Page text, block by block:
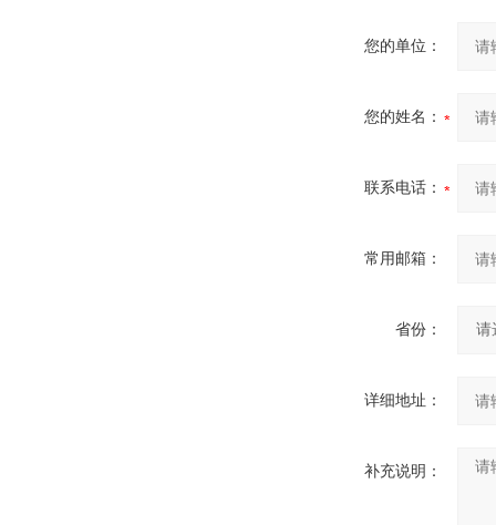
您的单位：
您的姓名：
联系电话：
常用邮箱：
省份：
详细地址：
补充说明：